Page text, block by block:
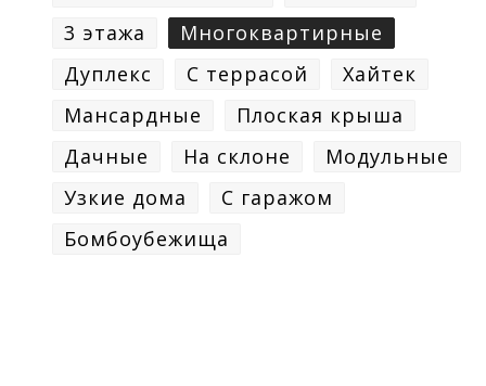
3 этажа
Многоквартирные
Дуплекс
С террасой
Хайтек
Мансардные
Плоская крыша
Дачные
На склоне
Модульные
Узкие дома
С гаражом
Бомбоубежища